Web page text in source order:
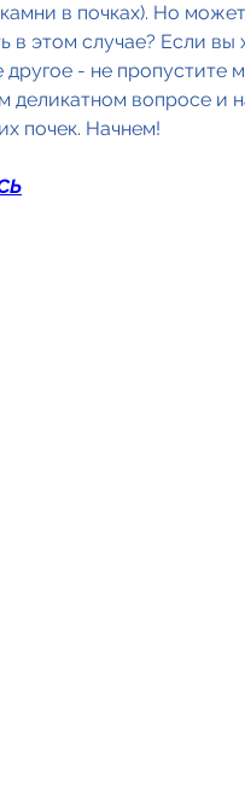
в почках). Но
в этом случае? Если вы
другое - не пропустите
деликатном вопросе и
почек. Начнем!